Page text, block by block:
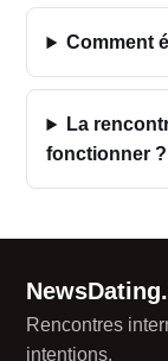
Comment
La
fonctionner ?
Rencontres
intentions.